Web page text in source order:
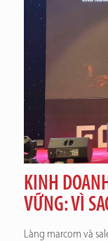
KINH
VỮNG: VÌ
Làng marcom và